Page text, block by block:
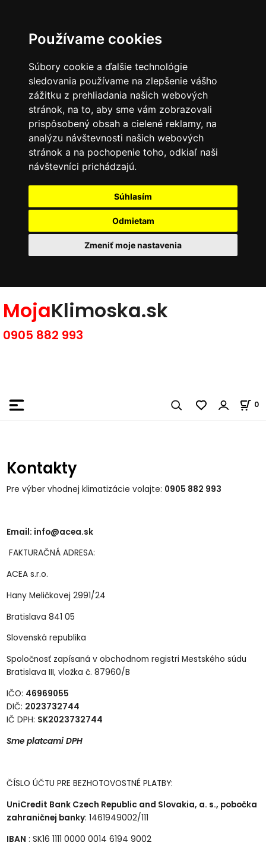
Používame cookies
Súbory cookie a ďalšie technológie
sledovania používame na zlepšenie vášho
zážitku z prehliadania našich webových
stránok, na to, aby sme vám zobrazovali
prispôsobený obsah a cielené reklamy, na
analýzu návštevnosti našich webových
stránok a na pochopenie toho, odkiaľ naši
návštevníci prichádzajú.
Súhlasím
Odmietam
Zmeniť moje nastavenia
MojaKlimoska.sk
0905 882 993
0
Kontakty
Pre výber vhodnej klimatizácie volajte: 0905 882 993
Email: info@acea.sk
FAKTURAČNÁ ADRESA:
ACEA s.r.o.
Hany Meličkovej 2991/24
Bratislava 841 05
Slovenská republika
Spoločnosť zapísaná v obchodnom registri Mestského súdu
Bratislava III, vložka č. 87960/B
IČO: 46969055
DIČ: 2023732744
IČ DPH: SK2023732744
Sme platcami DPH
ČÍSLO ÚČTU PRE BEZHOTOVOSTNÉ PLATBY:
UniCredit Bank Czech Republic and Slovakia, a. s., pobočka
zahraničnej banky: 1461949002/111
IBAN : SK16 1111 0000 0014 6194 9002